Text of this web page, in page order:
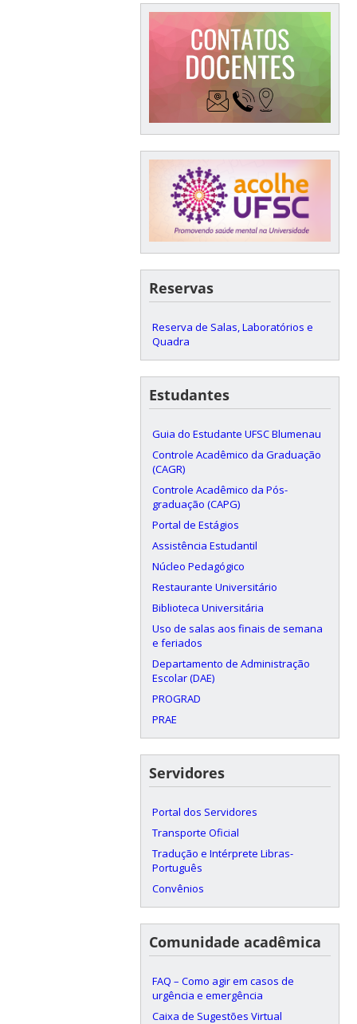
Reservas
Reserva de Salas, Laboratórios e
Quadra
Estudantes
Guia do Estudante UFSC Blumenau
Controle Acadêmico da Graduação
(CAGR)
Controle Acadêmico da Pós-
graduação (CAPG)
Portal de Estágios
Assistência Estudantil
Núcleo Pedagógico
Restaurante Universitário
Biblioteca Universitária
Uso de salas aos finais de semana
e feriados
Departamento de Administração
Escolar (DAE)
PROGRAD
PRAE
Servidores
Portal dos Servidores
Transporte Oficial
Tradução e Intérprete Libras-
Português
Convênios
Comunidade acadêmica
FAQ – Como agir em casos de
urgência e emergência
Caixa de Sugestões Virtual